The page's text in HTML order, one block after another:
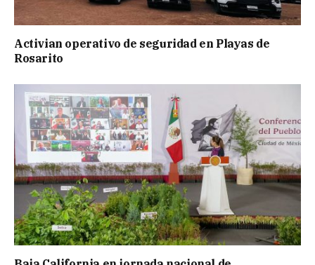
Activian operativo de seguridad en Playas de
Rosarito